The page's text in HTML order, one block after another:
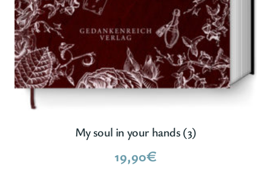
My soul in your hands (3)
19,90€